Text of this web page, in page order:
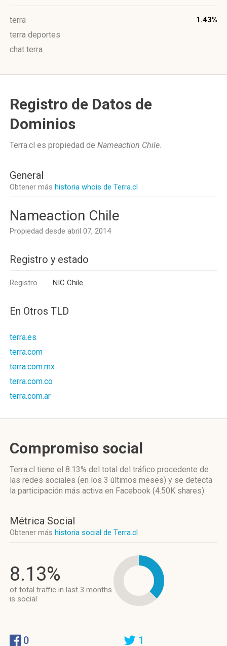
terra 1.43%
terra deportes
chat terra
Registro de Datos de
Dominios
Terra.cl es propiedad de Nameaction Chile.
General
Obtener más historia whois de Terra.cl
Nameaction Chile
Propiedad desde abril 07, 2014
Registro y estado
Registro NIC Chile
En Otros TLD
terra.es
terra.com
terra.com.mx
terra.com.co
terra.com.ar
Compromiso social
Terra.cl tiene el 8.13% del total del tráfico procedente de
las redes sociales (en los 3 últimos meses) y se detecta
la participación más activa en Facebook (4.50K shares)
Métrica Social
Obtener más historia social de Terra.cl
8.13%
of total traffic in last 3 months
is social
0 1